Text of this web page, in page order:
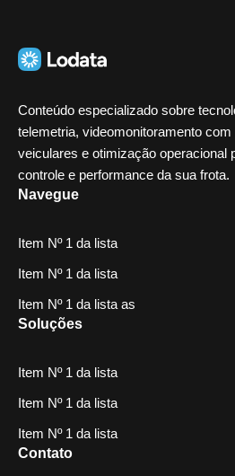
Conteúdo especializado sobre
telemetria, videomonitoramento
veiculares e otimização operacional
controle e performance da sua frota.
Navegue
Item Nº 1 da lista
Item Nº 1 da lista
Item Nº 1 da lista as
Soluções
Item Nº 1 da lista
Item Nº 1 da lista
Item Nº 1 da lista
Contato